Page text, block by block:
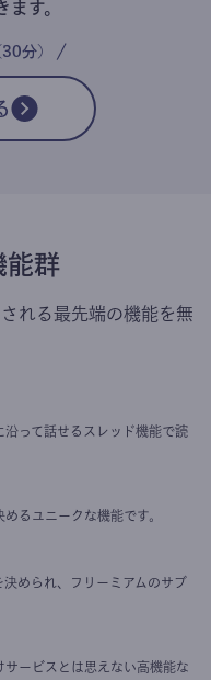
す。
分)
能群
れる最先端の機能を無
って話せるスレッド機能で読
るユニークな機能です。
められ、フリーミアムのサブ
ービスとは思えない高機能な